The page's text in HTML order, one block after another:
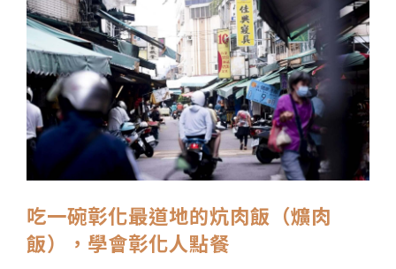
吃一碗彰化最道地的炕肉飯（爌肉
飯），學會彰化人點餐